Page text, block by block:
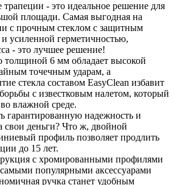
- это идеальное решение для
площади. Самая выгодная на
с прочным стеклом с защитным
усиленной герметичностью,
- это лучшее решение!
толщиной 6 мм обладает высокой
точечным ударам, а
стекла составом EasyClean избавит
с известковым налетом, который
влажной среде.
гарантированную надежность и
свои деньги? Что ж, двойной
профиль позволяет продлить
до 15 лет.
с хромированными профилями
самыми популярными аксессуарами
ручка станет удобным